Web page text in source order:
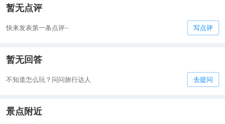
暂无点评
快来发表第一条点评~ 写点评
暂无回答
不知道怎么玩？问问旅行达人 去提问
景点附近